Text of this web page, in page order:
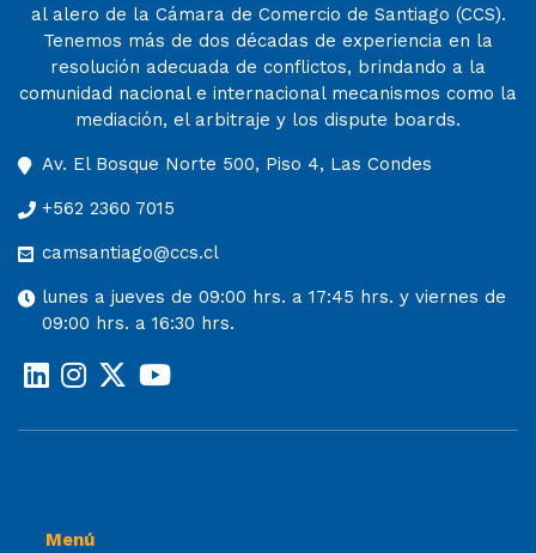
al alero de la Cámara de Comercio de Santiago (CCS).
Tenemos más de dos décadas de experiencia en la
resolución adecuada de conflictos, brindando a la
comunidad nacional e internacional mecanismos como la
mediación, el arbitraje y los dispute boards.
Av. El Bosque Norte 500, Piso 4, Las Condes
+562 2360 7015
camsantiago@ccs.cl
lunes a jueves de 09:00 hrs. a 17:45 hrs. y viernes de
09:00 hrs. a 16:30 hrs.
Menú